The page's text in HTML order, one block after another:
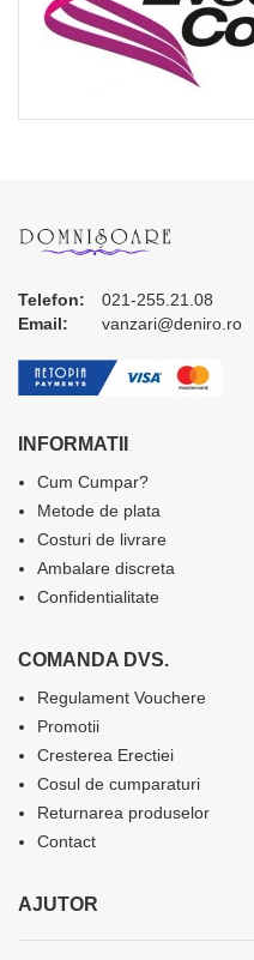
Telefon:
021-255.21.08
Email:
vanzari@deniro.ro
INFORMATII
Cum Cumpar?
Metode de plata
Costuri de livrare
Ambalare discreta
Confidentialitate
COMANDA DVS.
Regulament Vouchere
Promotii
Cresterea Erectiei
Cosul de cumparaturi
Returnarea produselor
Contact
AJUTOR